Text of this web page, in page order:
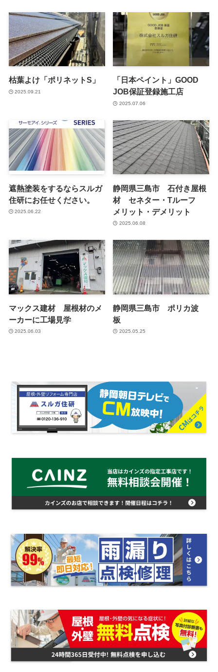
枯葉よけ「ポリネットS」
2025.09.21
「日本ペイント」GOOD
JOB保証登録施工店
2025.07.06
遮熱塗装をするならスルガ
住研にお任せください。
2025.06.22
静岡県三島市 石付き屋根
材 セネター・Tルーフ
メリット・デメリット
2025.06.08
マックス建材 屋根材のメ
ーカーに工場見学
2025.06.03
静岡県三島市 ポリカ波
板
2025.05.25